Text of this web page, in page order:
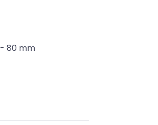
- 80 mm